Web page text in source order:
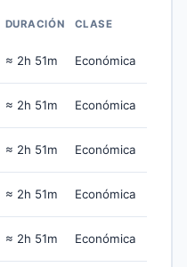
DURACIÓN CLASE
≈ 2h 51m Económica
≈ 2h 51m Económica
≈ 2h 51m Económica
≈ 2h 51m Económica
≈ 2h 51m Económica